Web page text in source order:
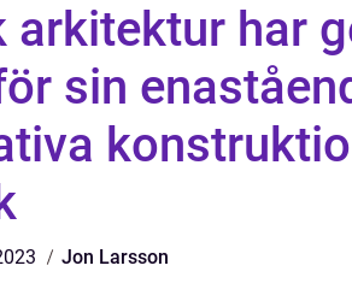
arkitektur har
sin
Jon Larsson